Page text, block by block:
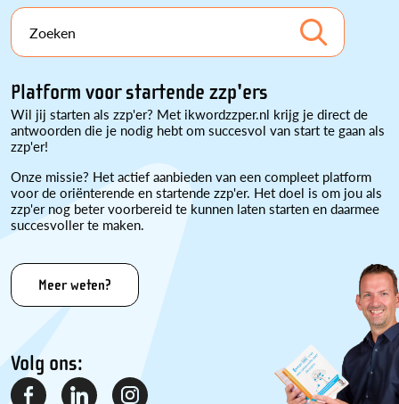
Zoeken
Platform voor startende zzp'ers
Wil jij starten als zzp'er? Met ikwordzzper.nl krijg je direct de
antwoorden die je nodig hebt om succesvol van start te gaan als
zzp'er!
Onze missie? Het actief aanbieden van een compleet platform
voor de oriënterende en startende zzp'er. Het doel is om jou als
zzp'er nog beter voorbereid te kunnen laten starten en daarmee
succesvoller te maken.
Meer weten?
Volg ons: